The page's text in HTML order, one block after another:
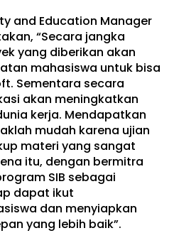
and Education Manager
“Secara jangka
yang diberikan akan
mahasiswa untuk bisa
Sementara secara
akan meningkatkan
kerja. Mendapatkan
mudah karena ujian
materi yang sangat
itu, dengan bermitra
SIB sebagai
dapat ikut
dan menyiapkan
yang lebih baik”.